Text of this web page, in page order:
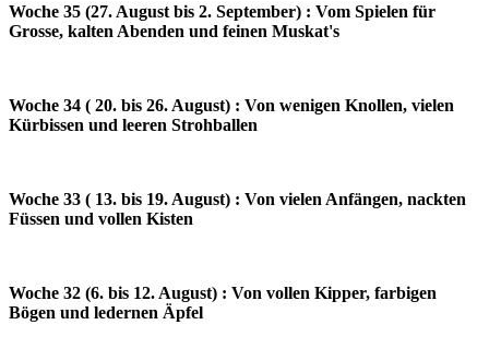
Woche 35 (27. August bis 2. September) : Vom Spielen für
Grosse, kalten Abenden und feinen Muskat's
Woche 34 ( 20. bis 26. August) : Von wenigen Knollen, vielen
Kürbissen und leeren Strohballen
Woche 33 ( 13. bis 19. August) : Von vielen Anfängen, nackten
Füssen und vollen Kisten
Woche 32 (6. bis 12. August) : Von vollen Kipper, farbigen
Bögen und ledernen Äpfel